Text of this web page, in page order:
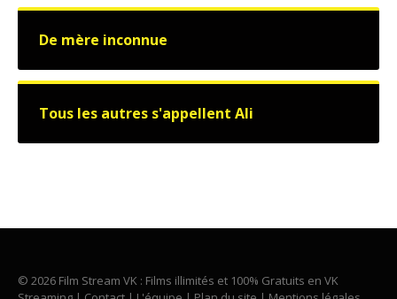
De mère inconnue
Tous les autres s'appellent Ali
© 2026 Film Stream VK : Films illimités et 100% Gratuits en VK